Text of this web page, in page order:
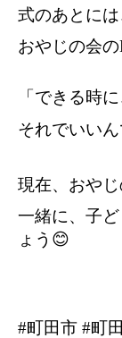
式のあとに
おやじの会
「できる時
それでいい
現在、おや
一緒に、子
ょう😊
#町田市 #町